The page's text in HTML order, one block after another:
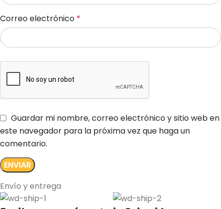
Correo electrónico *
Guardar mi nombre, correo electrónico y sitio web en
este navegador para la próxima vez que haga un
comentario.
Envío y entrega